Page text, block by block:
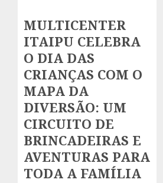
MULTICENTER
ITAIPU CELEBRA
O DIA DAS
CRIANÇAS COM O
MAPA DA
DIVERSÃO: UM
CIRCUITO DE
BRINCADEIRAS E
AVENTURAS PARA
TODA A FAMÍLIA